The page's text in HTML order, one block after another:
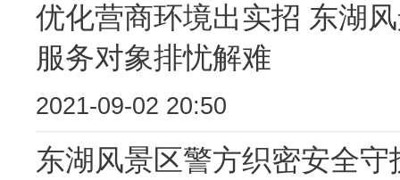
优化营商环境出实招 东湖
服务对象排忧解难
2021-09-02 20:50
东湖风景区警方织密安全